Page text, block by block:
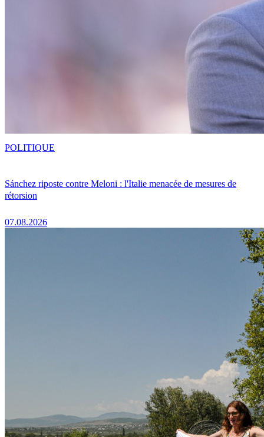
Sánchez riposte contre Meloni : l'Italie menacée de mesures de
rétorsion
07.08.2026
POLITIQUE